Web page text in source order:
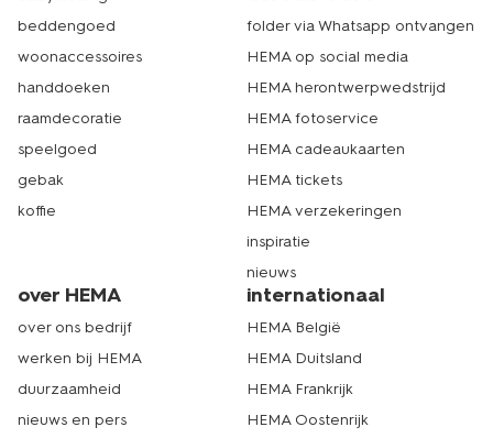
beddengoed
woonaccessoires
handdoeken
raamdecoratie
speelgoed
gebak
koffie
folder via Whatsapp ontvangen
HEMA op social media
HEMA herontwerpwedstrijd
HEMA fotoservice
HEMA cadeaukaarten
HEMA tickets
HEMA verzekeringen
inspiratie
nieuws
over HEMA
over ons bedrijf
werken bij HEMA
duurzaamheid
nieuws en pers
internationaal
HEMA België
HEMA Duitsland
HEMA Frankrijk
HEMA Oostenrijk